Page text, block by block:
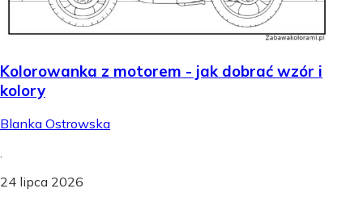
Kolorowanka z motorem - jak dobrać wzór i
kolory
Blanka Ostrowska
24 lipca 2026